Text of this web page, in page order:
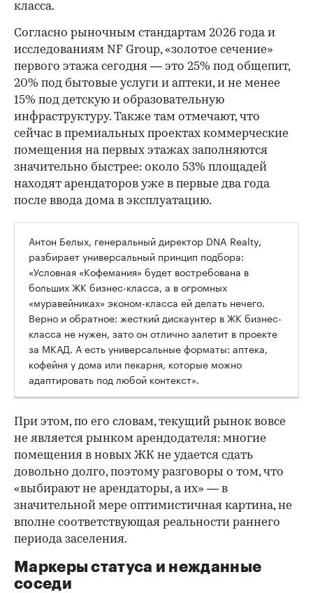
класса.
Согласно рыночным стандартам 2026 года и
исследованиям NF Group, «золотое сечение»
первого этажа сегодня — это 25% под общепит,
20% под бытовые услуги и аптеки, и не менее
15% под детскую и образовательную
инфраструктуру. Также там отмечают, что
сейчас в премиальных проектах коммерческие
помещения на первых этажах заполняются
значительно быстрее: около 53% площадей
находят арендаторов уже в первые два года
после ввода дома в эксплуатацию.
Антон Белых, генеральный директор DNA Realty,
разбирает универсальный принцип подбора:
«Условная «Кофемания» будет востребована в
больших ЖК бизнес-класса, а в огромных
«муравейниках» эконом-класса ей делать нечего.
Верно и обратное: жесткий дискаунтер в ЖК бизнес-
класса не нужен, зато он отлично залетит в проекте
за МКАД. А есть универсальные форматы: аптека,
кофейня у дома или пекарня, которые можно
адаптировать под любой контекст».
При этом, по его словам, текущий рынок вовсе
не является рынком арендодателя: многие
помещения в новых ЖК не удается сдать
довольно долго, поэтому разговоры о том, что
«выбирают не арендаторы, а их» — в
значительной мере оптимистичная картина, не
вполне соответствующая реальности раннего
периода заселения.
Маркеры статуса и нежданные
соседи